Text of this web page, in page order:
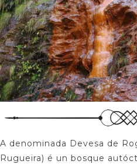
A denominada Devesa de
Rugueira) é un bosque